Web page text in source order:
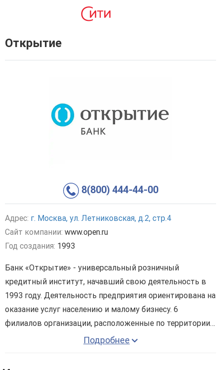
Открытие
8(800) 444-44-00
Адрес: г. Москва, ул. Летниковская, д.2, стр.4
Сайт компании: www.open.ru
Год создания: 1993
Банк «Открытие» - универсальный розничный
кредитный институт, начавший свою деятельность в
1993 году. Деятельность предприятия ориентирована на
оказание услуг населению и малому бизнесу. 6
филиалов организации, расположенные по территории
30 регионов страны, позволяют обслуживать около 1,9
воспользоваться следующими услугами:
Подробнее